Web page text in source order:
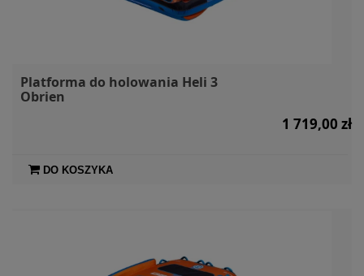
Platforma do holowania Heli 3
Obrien
1 719,00 zł
DO KOSZYKA